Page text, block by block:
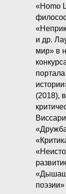
«Homo
и др.
мир» в
(2018),